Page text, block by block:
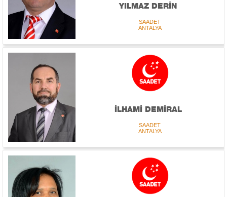
YILMAZ DERİN
SAADET
ANTALYA
İLHAMİ DEMİRAL
SAADET
ANTALYA